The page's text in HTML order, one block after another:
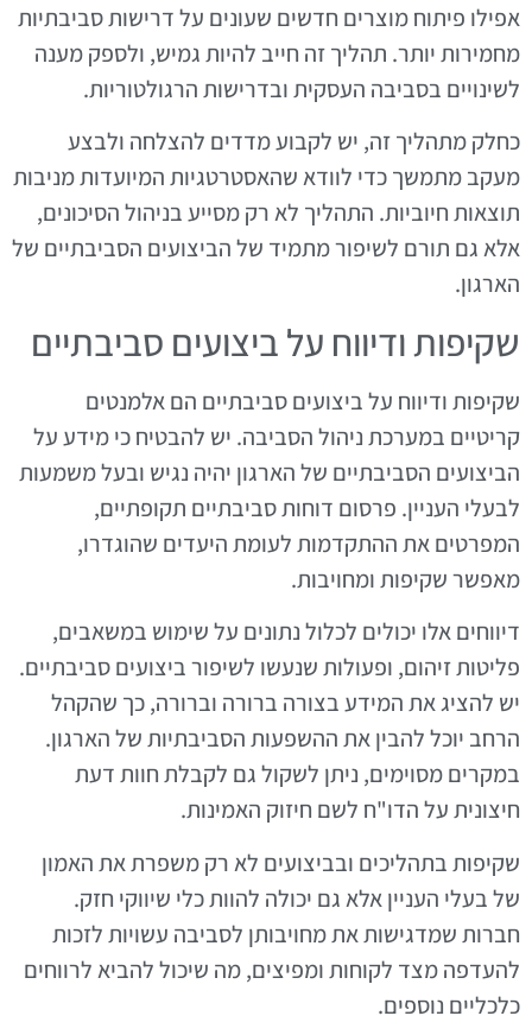
אפילו פיתוח מוצרים חדשים שעונים על דרישות סביבתיות
מחמירות יותר. תהליך זה חייב להיות גמיש, ולספק מענה
לשינויים בסביבה העסקית ובדרישות הרגולטוריות.
כחלק מתהליך זה, יש לקבוע מדדים להצלחה ולבצע
מעקב מתמשך כדי לוודא שהאסטרטגיות המיועדות מניבות
תוצאות חיוביות. התהליך לא רק מסייע בניהול הסיכונים,
אלא גם תורם לשיפור מתמיד של הביצועים הסביבתיים של
הארגון.
שקיפות ודיווח על ביצועים סביבתיים
שקיפות ודיווח על ביצועים סביבתיים הם אלמנטים
קריטיים במערכת ניהול הסביבה. יש להבטיח כי מידע על
הביצועים הסביבתיים של הארגון יהיה נגיש ובעל משמעות
לבעלי העניין. פרסום דוחות סביבתיים תקופתיים,
המפרטים את ההתקדמות לעומת היעדים שהוגדרו,
מאפשר שקיפות ומחויבות.
דיווחים אלו יכולים לכלול נתונים על שימוש במשאבים,
פליטות זיהום, ופעולות שנעשו לשיפור ביצועים סביבתיים.
יש להציג את המידע בצורה ברורה וברורה, כך שהקהל
הרחב יוכל להבין את ההשפעות הסביבתיות של הארגון.
במקרים מסוימים, ניתן לשקול גם לקבלת חוות דעת
חיצונית על הדו"ח לשם חיזוק האמינות.
שקיפות בתהליכים ובביצועים לא רק משפרת את האמון
של בעלי העניין אלא גם יכולה להוות כלי שיווקי חזק.
חברות שמדגישות את מחויבותן לסביבה עשויות לזכות
להעדפה מצד לקוחות ומפיצים, מה שיכול להביא לרווחים
כלכליים נוספים.